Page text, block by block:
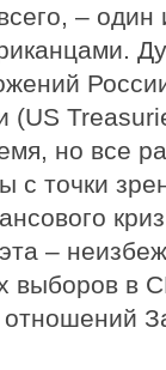
– один
(US
но все
с точки
–
выборов